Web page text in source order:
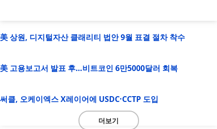
美 상원, 디지털자산 클래리티 법안 9월 표결 절차 착수
美 고용보고서 발표 후…비트코인 6만5000달러 회복
써클, 오케이엑스 X레이어에 USDC·CCTP 도입
더보기